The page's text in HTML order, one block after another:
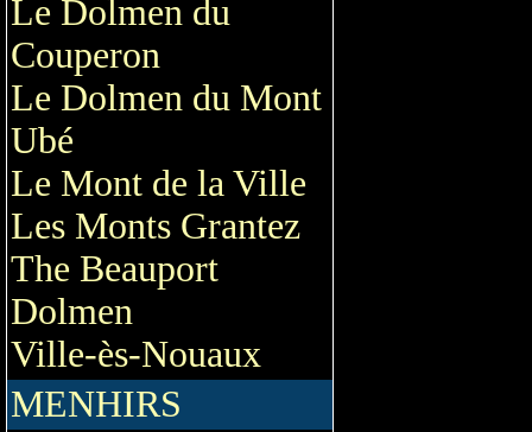
Le Dolmen du
Couperon
Le Dolmen du Mont
Ubé
Le Mont de la Ville
Les Monts Grantez
The Beauport
Dolmen
Ville-ès-Nouaux
MENHIRS